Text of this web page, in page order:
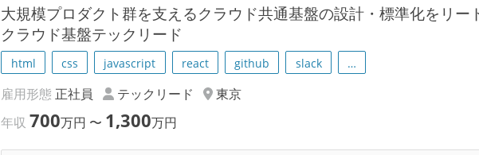
大規模プロダクト群を支えるクラウド共通基盤の設計・標準化をリー
クラウド基盤テックリード
html css javascript react github slack …
雇用形態 正社員 テックリード
東京
年収700万円 〜 1,300万円